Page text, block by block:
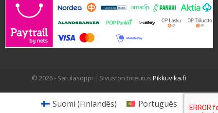
© 2026 - Satulasoppi | Sivuston toteutus Pikkuvika.fi
Suomi (Finlandês) Português